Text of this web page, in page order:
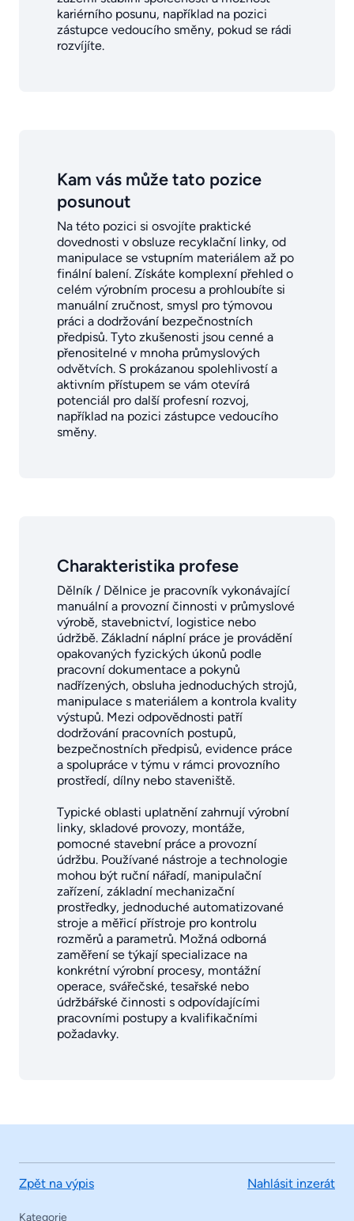
kariérního posunu, například na pozici
zástupce vedoucího směny, pokud se rádi
rozvíjíte.
Kam vás může tato pozice
posunout
Na této pozici si osvojíte praktické
dovednosti v obsluze recyklační linky, od
manipulace se vstupním materiálem až po
finální balení. Získáte komplexní přehled o
celém výrobním procesu a prohloubíte si
manuální zručnost, smysl pro týmovou
práci a dodržování bezpečnostních
předpisů. Tyto zkušenosti jsou cenné a
přenositelné v mnoha průmyslových
odvětvích. S prokázanou spolehlivostí a
aktivním přístupem se vám otevírá
potenciál pro další profesní rozvoj,
například na pozici zástupce vedoucího
směny.
Charakteristika profese
Dělník / Dělnice je pracovník vykonávající
manuální a provozní činnosti v průmyslové
výrobě, stavebnictví, logistice nebo
údržbě. Základní náplní práce je provádění
opakovaných fyzických úkonů podle
pracovní dokumentace a pokynů
nadřízených, obsluha jednoduchých strojů,
manipulace s materiálem a kontrola kvality
výstupů. Mezi odpovědnosti patří
dodržování pracovních postupů,
bezpečnostních předpisů, evidence práce
a spolupráce v týmu v rámci provozního
prostředí, dílny nebo staveniště.
Typické oblasti uplatnění zahrnují výrobní
linky, skladové provozy, montáže,
pomocné stavební práce a provozní
údržbu. Používané nástroje a technologie
mohou být ruční nářadí, manipulační
zařízení, základní mechanizační
prostředky, jednoduché automatizované
stroje a měřicí přístroje pro kontrolu
rozměrů a parametrů. Možná odborná
zaměření se týkají specializace na
konkrétní výrobní procesy, montážní
operace, svářečské, tesařské nebo
údržbářské činnosti s odpovídajícími
pracovními postupy a kvalifikačními
požadavky.
Zpět na výpis Nahlásit inzerát
Kategorie